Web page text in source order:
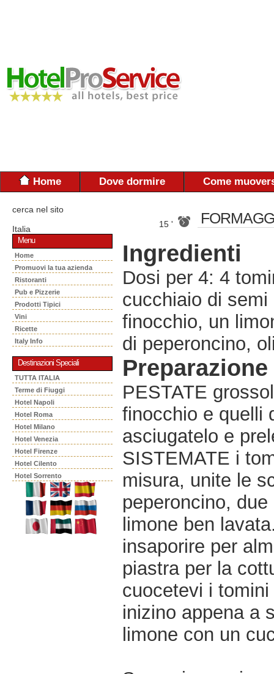
Home Dove dormire Come
cerca nel sito
Italia
Menu
Home
Promuovi la tua azienda
Ristoranti
Pub e Pizzerie
Prodotti Tipici
Vini
Ricette
Italy Info
Destinazioni Speciali
TUTTA ITALIA
Terme di Fiuggi
Hotel Napoli
Hotel Roma
Hotel Milano
Hotel Venezia
Hotel Firenze
Hotel Cilento
Hotel Sorrento
15 '
Ingredienti
Dosi per 4: 4
cucchiaio di
finocchio, un
di peperoncino,
Preparazione
PESTATE
finocchio e quelli
asciugatelo e
SISTEMATE i
misura, unite le
peperoncino,
limone ben
insaporire per
piastra per la
cuocetevi i
inizino appena a
limone con un